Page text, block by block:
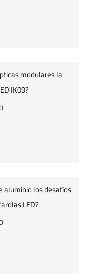
modulares la
IK09?
aluminio los desafíos
LED?